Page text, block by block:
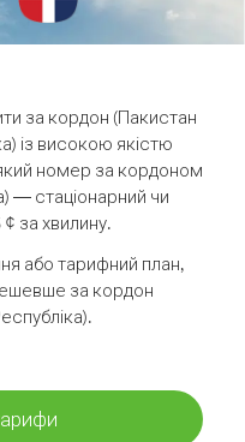
за кордон (Пакистан
із високою якістю
номер за кордоном
— стаціонарний чи
за хвилину.
або тарифний план,
за кордон